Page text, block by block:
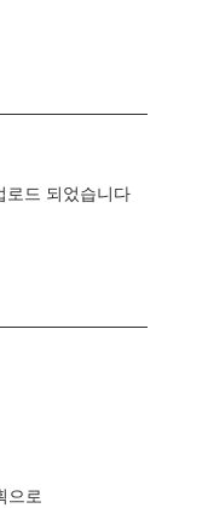
로드 되었습니다
으로